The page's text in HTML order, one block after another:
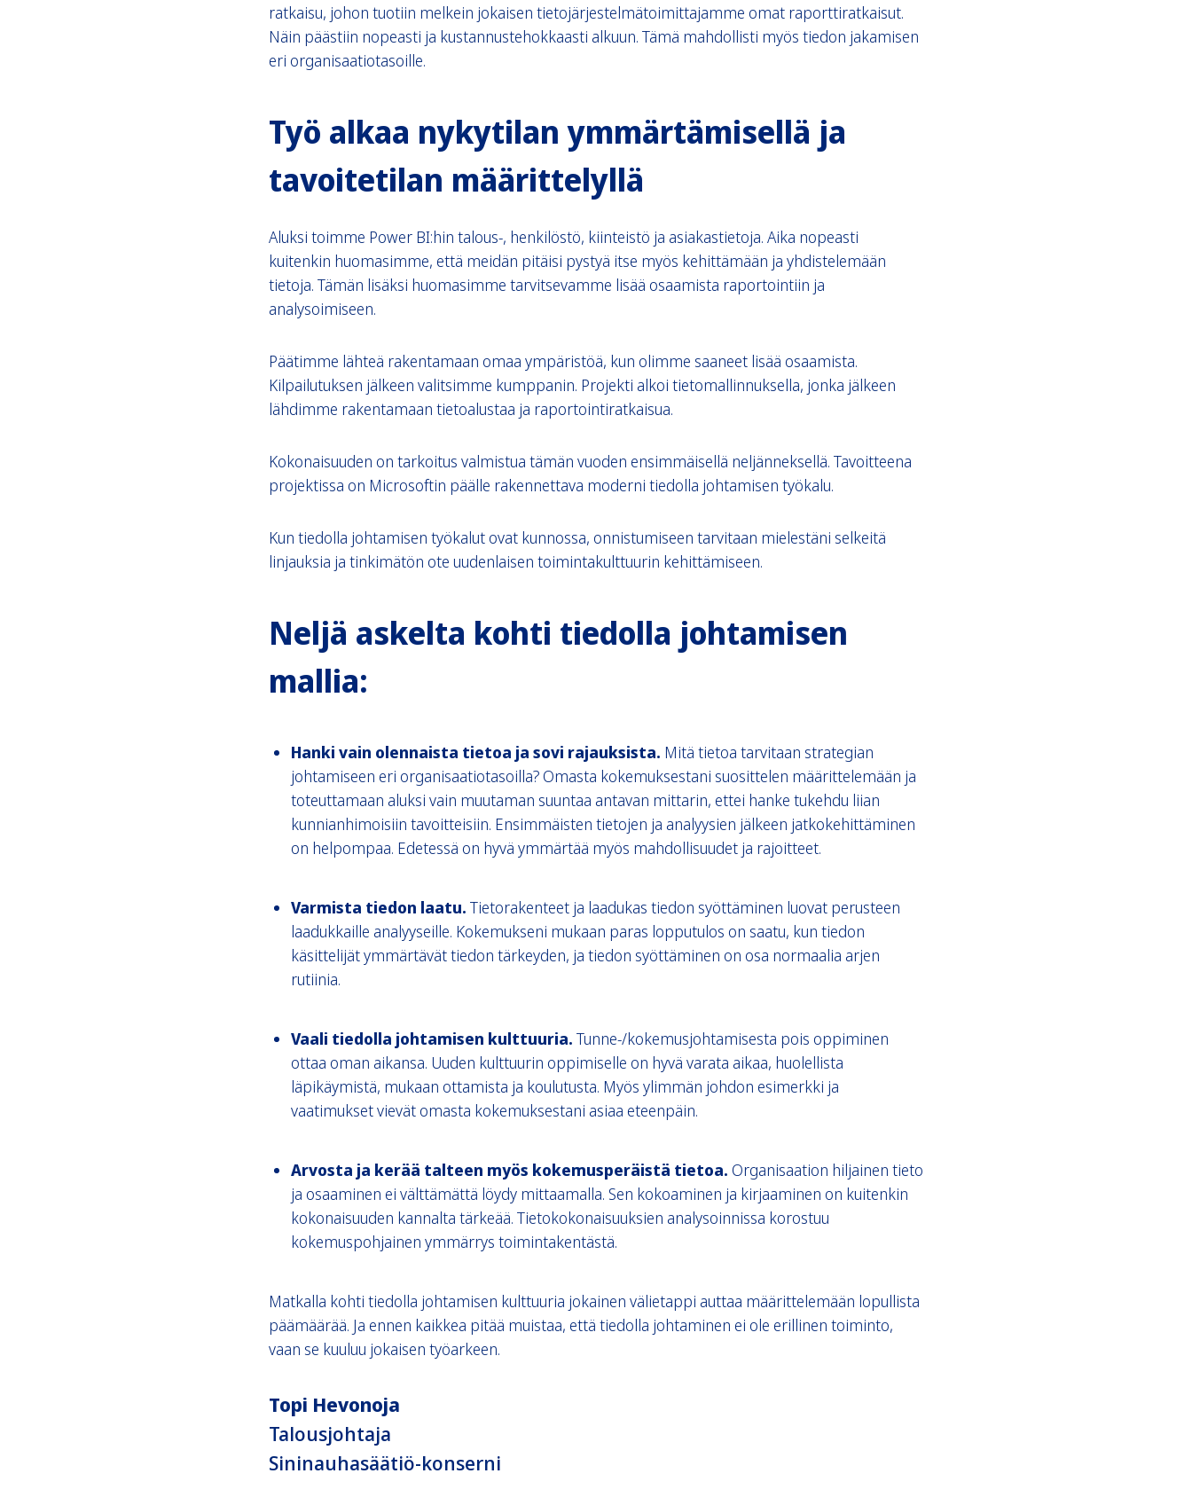
ratkaisu, johon tuotiin melkein jokaisen tietojärjestelmätoimittajamme omat raporttiratkaisut.
Näin päästiin nopeasti ja kustannustehokkaasti alkuun. Tämä mahdollisti myös tiedon jakamisen
eri organisaatiotasoille.
Työ alkaa nykytilan ymmärtämisellä ja
tavoitetilan määrittelyllä
Aluksi toimme Power BI:hin talous-, henkilöstö, kiinteistö ja asiakastietoja. Aika nopeasti
kuitenkin huomasimme, että meidän pitäisi pystyä itse myös kehittämään ja yhdistelemään
tietoja. Tämän lisäksi huomasimme tarvitsevamme lisää osaamista raportointiin ja
analysoimiseen.
Päätimme lähteä rakentamaan omaa ympäristöä, kun olimme saaneet lisää osaamista.
Kilpailutuksen jälkeen valitsimme kumppanin. Projekti alkoi tietomallinnuksella, jonka jälkeen
lähdimme rakentamaan tietoalustaa ja raportointiratkaisua.
Kokonaisuuden on tarkoitus valmistua tämän vuoden ensimmäisellä neljänneksellä. Tavoitteena
projektissa on Microsoftin päälle rakennettava moderni tiedolla johtamisen työkalu.
Kun tiedolla johtamisen työkalut ovat kunnossa, onnistumiseen tarvitaan mielestäni selkeitä
linjauksia ja tinkimätön ote uudenlaisen toimintakulttuurin kehittämiseen.
Neljä askelta kohti tiedolla johtamisen
mallia:
Hanki vain olennaista tietoa ja sovi rajauksista. Mitä tietoa tarvitaan strategian
johtamiseen eri organisaatiotasoilla? Omasta kokemuksestani suosittelen määrittelemään ja
toteuttamaan aluksi vain muutaman suuntaa antavan mittarin, ettei hanke tukehdu liian
kunnianhimoisiin tavoitteisiin. Ensimmäisten tietojen ja analyysien jälkeen jatkokehittäminen
on helpompaa. Edetessä on hyvä ymmärtää myös mahdollisuudet ja rajoitteet.
Varmista tiedon laatu. Tietorakenteet ja laadukas tiedon syöttäminen luovat perusteen
laadukkaille analyyseille. Kokemukseni mukaan paras lopputulos on saatu, kun tiedon
käsittelijät ymmärtävät tiedon tärkeyden, ja tiedon syöttäminen on osa normaalia arjen
rutiinia.
Vaali tiedolla johtamisen kulttuuria. Tunne-/kokemusjohtamisesta pois oppiminen
ottaa oman aikansa. Uuden kulttuurin oppimiselle on hyvä varata aikaa, huolellista
läpikäymistä, mukaan ottamista ja koulutusta. Myös ylimmän johdon esimerkki ja
vaatimukset vievät omasta kokemuksestani asiaa eteenpäin.
Arvosta ja kerää talteen myös kokemusperäistä tietoa. Organisaation hiljainen tieto
ja osaaminen ei välttämättä löydy mittaamalla. Sen kokoaminen ja kirjaaminen on kuitenkin
kokonaisuuden kannalta tärkeää. Tietokokonaisuuksien analysoinnissa korostuu
kokemuspohjainen ymmärrys toimintakentästä.
Matkalla kohti tiedolla johtamisen kulttuuria jokainen välietappi auttaa määrittelemään lopullista
päämäärää. Ja ennen kaikkea pitää muistaa, että tiedolla johtaminen ei ole erillinen toiminto,
vaan se kuuluu jokaisen työarkeen.
Topi Hevonoja
Talousjohtaja
Sininauhasäätiö-konserni